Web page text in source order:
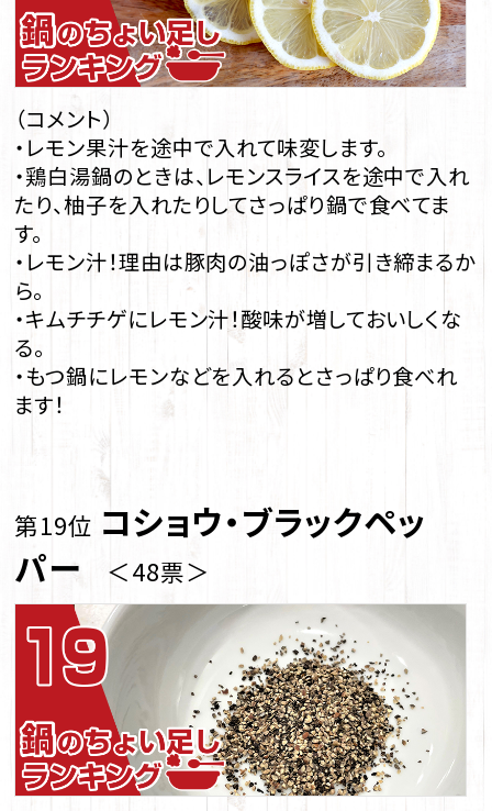
（コメント）
・レモン果汁を途中で入れて味変します。
・鶏白湯鍋のときは、レモンスライスを途中で入れ
たり、柚子を入れたりしてさっぱり鍋で食べてま
す。
・レモン汁！理由は豚肉の油っぽさが引き締まるか
ら。
・キムチチゲにレモン汁！酸味が増しておいしくな
る。
・もつ鍋にレモンなどを入れるとさっぱり食べれ
ます！
第19位 コショウ・ブラックペッ
パー ＜48票＞